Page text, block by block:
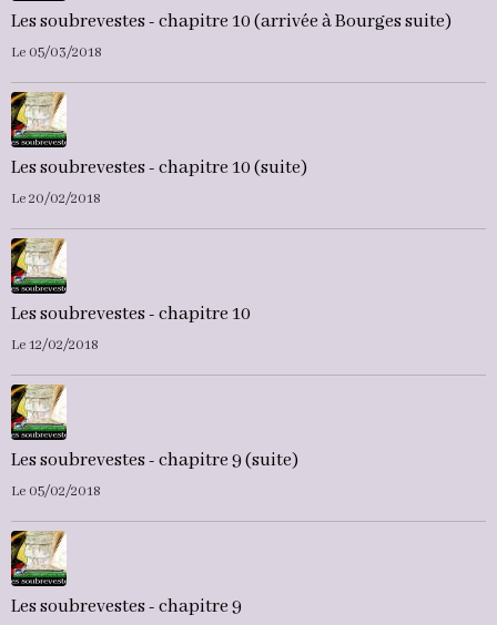
Les soubrevestes - chapitre 10 (arrivée à Bourges suite)
Le 05/03/2018
Les soubrevestes - chapitre 10 (suite)
Le 20/02/2018
Les soubrevestes - chapitre 10
Le 12/02/2018
Les soubrevestes - chapitre 9 (suite)
Le 05/02/2018
Les soubrevestes - chapitre 9